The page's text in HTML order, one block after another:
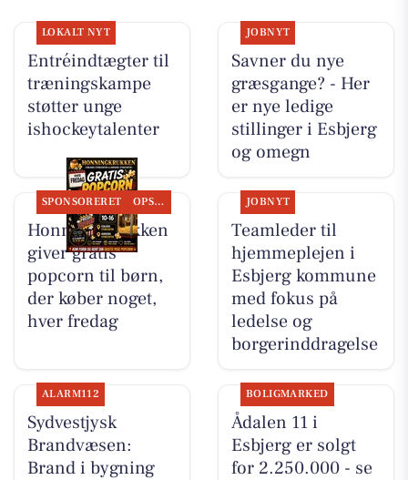
LOKALT NYT
Entréindtægter til
træningskampe
støtter unge
ishockeytalenter
JOBNYT
Savner du nye
græsgange? - Her
er nye ledige
stillinger i Esbjerg
og omegn
SPONSORERET OPSLAGSTAVLEN
Honning-krukken
giver gratis
popcorn til børn,
der køber noget,
hver fredag
JOBNYT
Teamleder til
hjemmeplejen i
Esbjerg kommune
med fokus på
ledelse og
borgerinddragelse
ALARM112
Sydvestjysk
Brandvæsen:
Brand i bygning
BOLIGMARKED
Ådalen 11 i
Esbjerg er solgt
for 2.250.000 - se